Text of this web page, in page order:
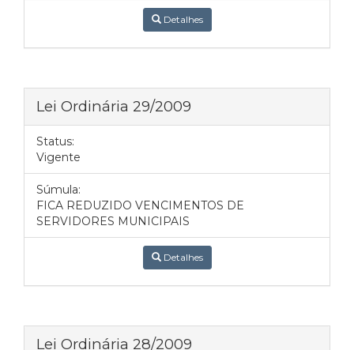
Detalhes
Lei Ordinária 29/2009
Status:
Vigente
Súmula:
FICA REDUZIDO VENCIMENTOS DE
SERVIDORES MUNICIPAIS
Detalhes
Lei Ordinária 28/2009